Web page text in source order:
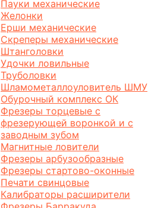
Пауки механические
Желонки
Ерши механические
Скреперы механические
Штанголовки
Удочки ловильные
Труболовки
Шламометаллоуловитель ШМУ
Обурочный комплекс ОК
Фрезеры торцевые с
фрезерующей воронкой и с
заводным зубом
Магнитные ловители
Фрезеры арбузообразные
Фрезеры стартово-оконные
Печати свинцовые
Калибраторы расширители